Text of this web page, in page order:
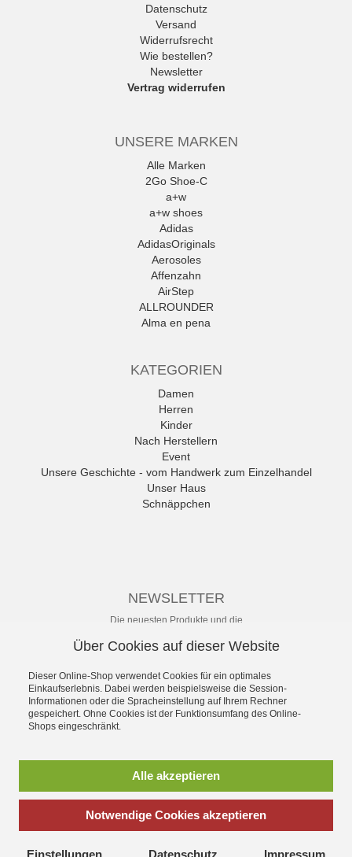
Datenschutz
Versand
Widerrufsrecht
Wie bestellen?
Newsletter
Vertrag widerrufen
UNSERE MARKEN
Alle Marken
2Go Shoe-C
a+w
a+w shoes
Adidas
AdidasOriginals
Aerosoles
Affenzahn
AirStep
ALLROUNDER
Alma en pena
Amani
Andrea Conti
ANWR
anwr Schuh
ANXXXX
Apple of Eden
Ara
Mehr
KATEGORIEN
Damen
Herren
Kinder
Nach Herstellern
Event
Unsere Geschichte - vom Handwerk zum Einzelhandel
Unser Haus
Schnäppchen
NEWSLETTER
Die neuesten Produkte und die
Ihr nichts mehr verpasst.
Abonnieren
Versandkosten** unverbindliche Preisempfehlung
des Herstellers
SchuhWolf - das Erlebnis-Schuhhaus für die ganze Familie.
Über Cookies auf dieser Website
Dieser Online-Shop verwendet Cookies für ein optimales
Einkaufserlebnis. Dabei werden beispielsweise die Session-
Informationen oder die Spracheinstellung auf Ihrem Rechner
gespeichert. Ohne Cookies ist der Funktionsumfang des Online-
Shops eingeschränkt.
Alle akzeptieren
Notwendige Cookies akzeptieren
Einstellungen Datenschutz Impressum